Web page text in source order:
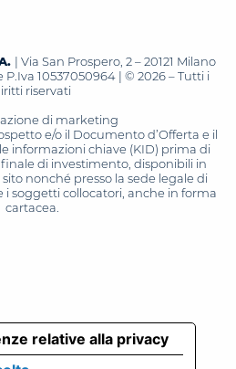
| Via San Prospero, 2 – 20121 Milano
P.Iva 10537050964 | © 2026 – Tutti i
riservati
di marketing
e/o il Documento d’Offerta e il
informazioni chiave (KID) prima di
di investimento, disponibili in
nonché presso la sede legale di
i soggetti collocatori, anche in forma
cartacea.
relative alla privacy